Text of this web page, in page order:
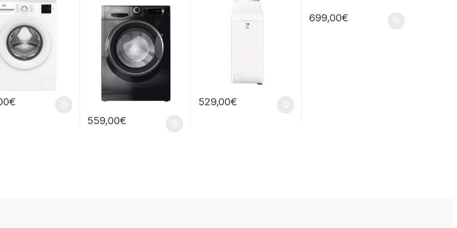
€
1400RPM
559,00€
529,00€
699,00€